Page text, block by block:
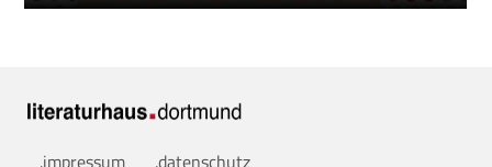
.impressum .datenschutz